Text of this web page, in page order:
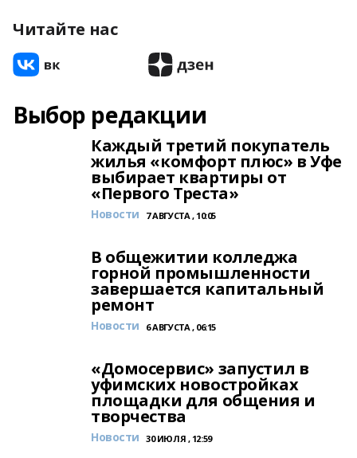
Читайте нас
Выбор редакции
Каждый третий покупатель
жилья «комфорт плюс» в Уфе
выбирает квартиры от
«Первого Треста»
Новости 7 АВГУСТА , 10:05
В общежитии колледжа
горной промышленности
завершается капитальный
ремонт
Новости 6 АВГУСТА , 06:15
«Домосервис» запустил в
уфимских новостройках
площадки для общения и
творчества
Новости 30 ИЮЛЯ , 12:59